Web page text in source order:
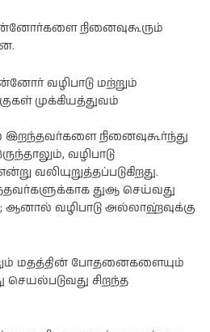
நினைவுகூரும்
வழிபாடு மற்றும்
முக்கியத்துவம்
இறந்தவர்களை நினைவுகூர்ந்து
வழிபாடு
வலியுறுத்தப்படுகிறது.
துஆ செய்வது
ஆனால் வழிபாடு அல்லாஹ்வுக்கு
மதத்தின் போதனைகளையும்
செயல்படுவது சிறந்த